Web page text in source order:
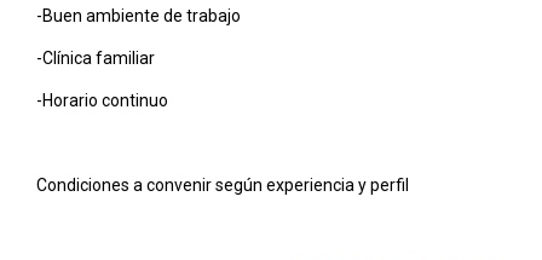
-Buen ambiente de trabajo
-Clínica familiar
-Horario continuo
Condiciones a convenir según experiencia y perfil